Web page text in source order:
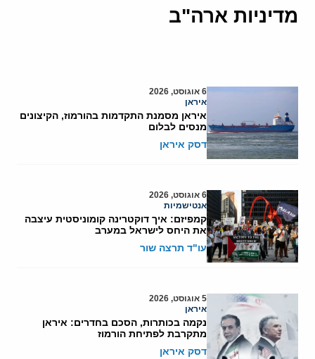
מדיניות ארה"ב
6 אוגוסט, 2026
איראן
איראן מסמנת התקדמות בהורמוז, הקיצונים
מנסים לבלום
דסק איראן
6 אוגוסט, 2026
אנטישמיות
קמפיזם: איך דוקטרינה קומוניסטית עיצבה
את היחס לישראל במערב
עו"ד תרצה שור
5 אוגוסט, 2026
איראן
נקמה בכותרות, הסכם בחדרים: איראן
מתקרבת לפתיחת הורמוז
דסק איראן